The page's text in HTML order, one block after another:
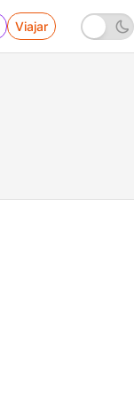
Viajar